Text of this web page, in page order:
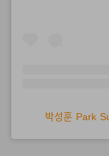
박성훈